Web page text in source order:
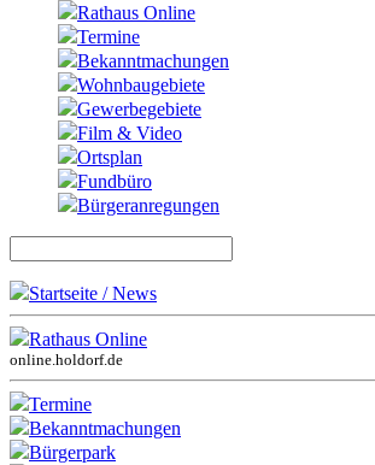
Rathaus Online
Termine
Bekanntmachungen
Wohnbaugebiete
Gewerbegebiete
Film & Video
Ortsplan
Fundbüro
Bürgeranregungen
Startseite / News
Rathaus Online
online.holdorf.de
Termine
Bekanntmachungen
Bürgerpark